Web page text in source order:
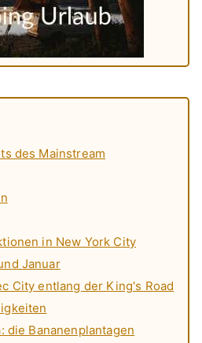
des Mainstream
in New York City
Januar
City entlang der King's Road
die Bananenplantagen